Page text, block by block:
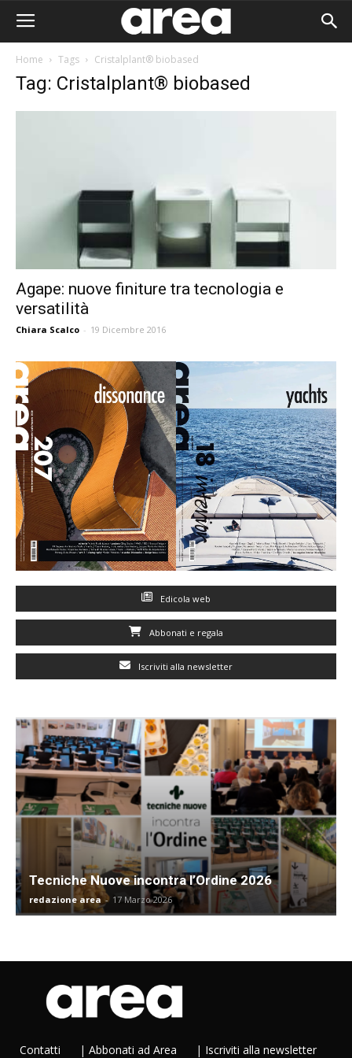
Home Tags Cristalplant® biobased
Tag: Cristalplant® biobased
Agape: nuove finiture tra tecnologia e
versatilità
Chiara Scalco - 19 Dicembre 2016
Edicola web
Abbonati e regala
Iscriviti alla newsletter
Tecniche Nuove incontra l’Ordine 2026
redazione area - 17 Marzo 2026
Contatti | Abbonati ad Area | Iscriviti alla newsletter